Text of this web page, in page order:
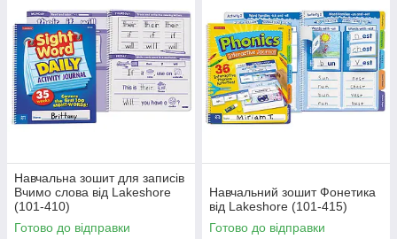
Навчальна зошит для записів
Вчимо слова від Lakeshore
(101-410)
Готово до відправки
Навчальний зошит Фонетика
від Lakeshore (101-415)
Готово до відправки